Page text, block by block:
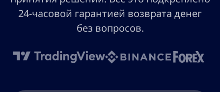
24-часовой гарантией возврата денег
без вопросов.